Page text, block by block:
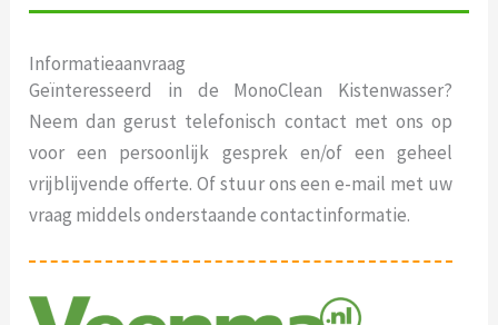
Informatieaanvraag
Geïnteresseerd in de MonoClean Kistenwasser?
Neem dan gerust telefonisch contact met ons op
voor een persoonlijk gesprek en/of een geheel
vrijblijvende offerte. Of stuur ons een e-mail met uw
vraag middels onderstaande contactinformatie.